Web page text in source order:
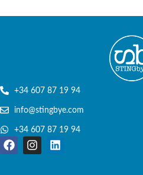
+34 607 87 19 94
info@stingbye.com
+34 607 87 19 94